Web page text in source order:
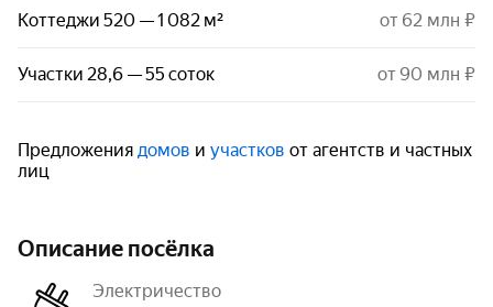
Коттеджи 520 — 1 082 м² от 62 млн ₽
Участки 28,6 — 55 соток от 90 млн ₽
Предложения домов и участков от агентств и частных
лиц
Описание посёлка
Электричество